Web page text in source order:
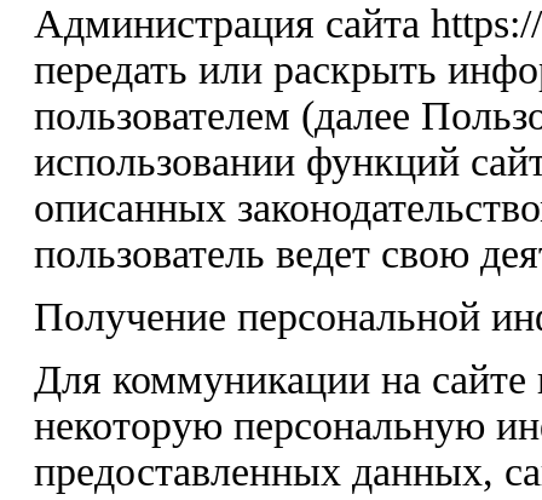
Администрация сайта
передать или раскрыть
пользователем (далее
использовании функций
описанных
пользователь ведет свою
Получение персональной
Для коммуникации на сайте
некоторую персональную
предоставленных данных,